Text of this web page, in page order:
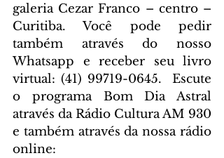
galeria Cezar Franco – centro –
Curitiba. Você pode pedir
também através do nosso
Whatsapp e receber seu livro
virtual: (41) 99719-0645.
Escute
o programa Bom Dia Astral
através da Rádio Cultura AM 930
e também através da nossa rádio